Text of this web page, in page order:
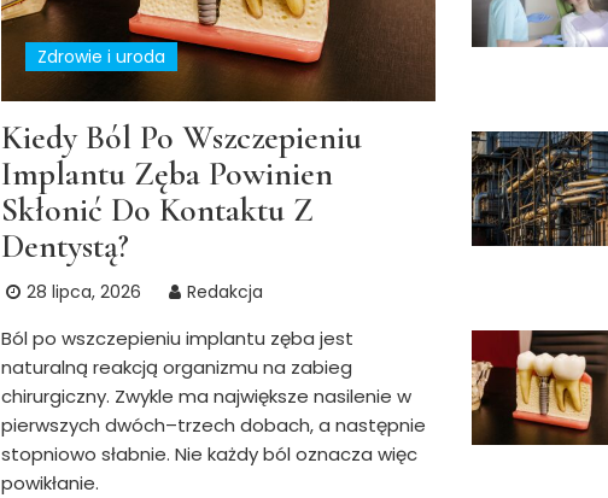
Zdrowie i uroda
Kiedy Ból Po Wszczepieniu
Implantu Zęba Powinien
Skłonić Do Kontaktu Z
Dentystą?
28 lipca, 2026 Redakcja
Ból po wszczepieniu implantu zęba jest
naturalną reakcją organizmu na zabieg
chirurgiczny. Zwykle ma największe nasilenie w
pierwszych dwóch–trzech dobach, a następnie
stopniowo słabnie. Nie każdy ból oznacza więc
powikłanie.